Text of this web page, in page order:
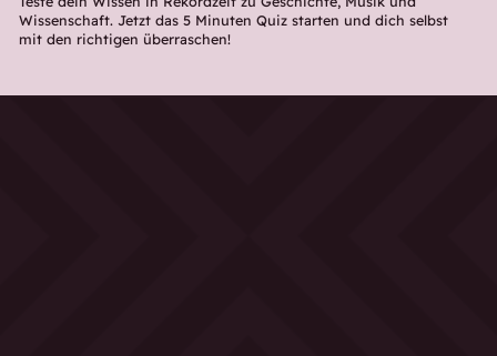
Wissenschaft. Jetzt das 5 Minuten Quiz starten und dich selbst
mit den richtigen überraschen!